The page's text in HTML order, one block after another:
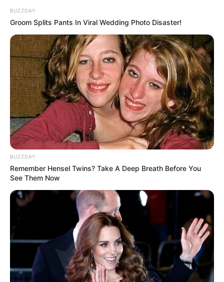
8. Kedua hewan ini sepertinya juga pernah muncul di
film Aladdin lho!
BUZZDAY
Groom Splits Pants In Viral Wedding Photo Disaster!
BUZZDAY
Remember Hensel Twins? Take A Deep Breath Before You
See Them Now